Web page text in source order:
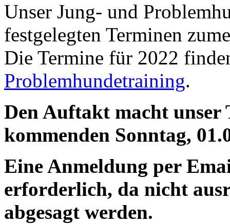
Unser Jung- und
festgelegten Terminen
Die Termine für 2022
Problemhundetraining.
Den Auftakt macht unser
kommenden Sonntag,
Eine Anmeldung per
erforderlich, da nicht
abgesagt werden.